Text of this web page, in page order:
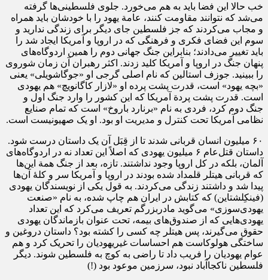
خب حالا این فضا باید به هم می‌خورد. جلوی فلسطینی‌ها گرفته
می‌شد که نتوانند مقاومت کنند، عامة یهود را با خودشان باید همراه
و مجاب می‌کردند که جز فلسطین جای دیگر برای زندگی ندارید و
سوم این فضای فکری و فرهنگی که در اروپا و آمریکا ایجاد شد را
باید تغییر می‌دادند؛ بنابراین جنگ جهانی دوم را همین اردوگاه‌های
پنهان جنگ در اروپا و آمریکا کلید زدند. اکثر رهبران آن زمان شوروی
را ببینید. جوزف استالین که نام اصلی گرجی او «جوگاشویلی» یعنی
«بچه یهود» است، قدرت پشت پرده او «لازار کاگانویچ» هم یهودی
است. قدرت پشت پردة آمریکا که این کشور را وارد جنگ اول و
جنگ دوم کرد، فردی به نام «برنارد باروخ» است که تمام صنایع
نظامی آمریکا تحت کنترل و مدیریت او بود. او یک صهیونیست است.
۶۰ میلیون انسان قربانی شدند تا از قِبَل آن یک داستان درست شود.
داستان قتل‌عام ۶ میلیون یهودی که اصلاً این تعداد نه در اردوگاه‌های
آلمان، بلکه در کل اروپا وجود نداشتند. تازه، بعد از جنگ همة این‌ها
که قربانی هیتلر قلمداد شده بودند در اروپا و آمریکا سر و کلۀ آن‌ها
پیدا شد و داشتند زندگی می‌کردند. به قول یکی از نویسندگان یهودی
(فینکِلشتاین) که کتابش در ایران هم چاپ شده، به نام «صنعت
یهودی‌سوزی» می‌گوید مادربزرگم تعریف می‌کرد که این تعداد
یهودی‌هایی که از صندوق‌های بیمه، تحت عنوان بازماندگان یهودی
حقوق می‌گیرند، پس هیتلر چه کسی را کشته بود؟ داستان دروغین و
ساختگی هولوکاست هم احساسات غیریهودیان را تحریک کرد و هم
عوام یهودیان را فریب داد تا راضی به کوچ به فلسطین شوند. دیگر
فلسطین ناکجاآباد نبود، سرزمین موعود بود (!)